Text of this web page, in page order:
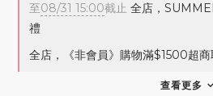
至08/31 15:00截止 全店，
禮
全店，《非會員》購物滿$1500超商
查看更多